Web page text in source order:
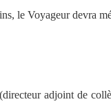
le Voyageur devra
adjoint de